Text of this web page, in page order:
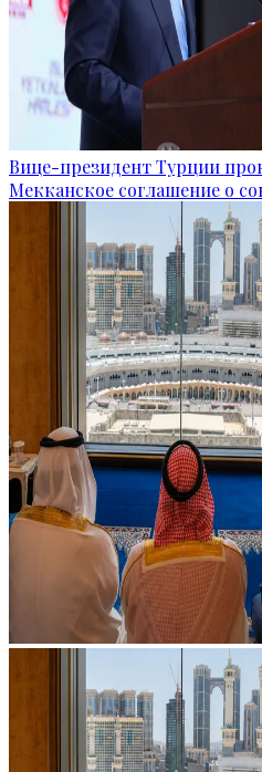
Вице-президент Турции
Мекканское соглашение о